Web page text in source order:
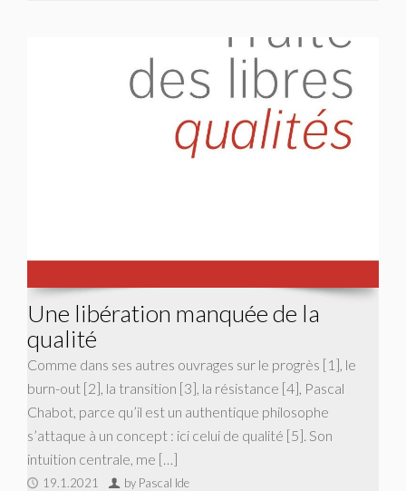
Une libération manquée de la
qualité
Comme dans ses autres ouvrages sur le progrès [1], le
burn-out [2], la transition [3], la résistance [4], Pascal
Chabot, parce qu’il est un authentique philosophe
s’attaque à un concept : ici celui de qualité [5]. Son
intuition centrale, me […]
19.1.2021 by Pascal Ide